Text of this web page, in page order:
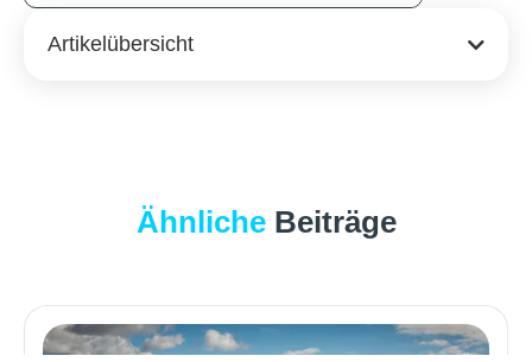
Artikelübersicht
ÄhnlicheBeiträge